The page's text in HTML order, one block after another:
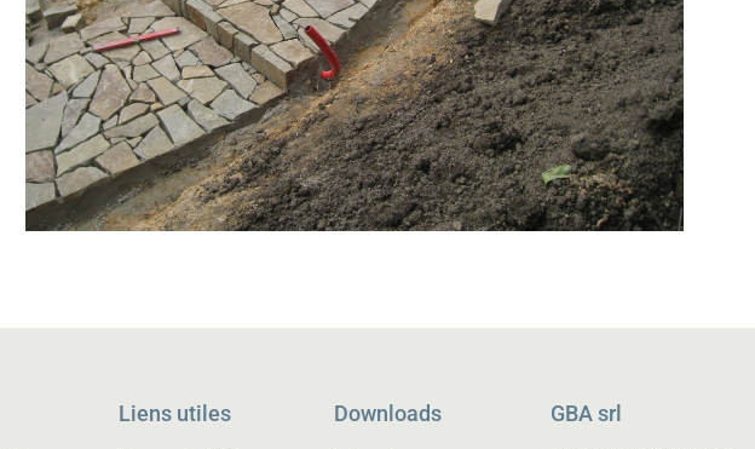
Liens utiles Downloads GBA srl